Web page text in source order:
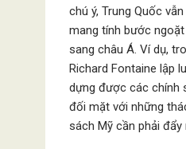
chú ý, Trung Quốc
mang tính bước
sang châu Á. Ví dụ,
Richard Fontaine lập
dựng được các chính
đối mặt với những
sách Mỹ cần phải